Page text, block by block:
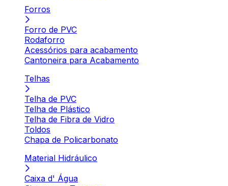
Forros
Forro de PVC
Rodaforro
Acessórios para acabamento
Cantoneira para Acabamento
Telhas
Telha de PVC
Telha de Plástico
Telha de Fibra de Vidro
Toldos
Chapa de Policarbonato
Material Hidráulico
Caixa d' Água